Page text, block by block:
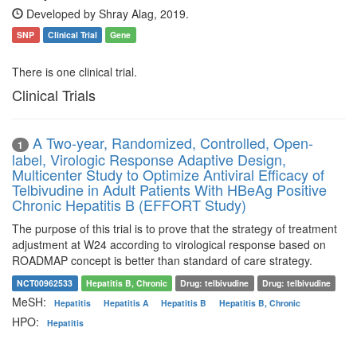
Developed by Shray Alag, 2019.
SNP Clinical Trial Gene
There is one clinical trial.
Clinical Trials
1
A Two-year, Randomized, Controlled, Open-
label, Virologic Response Adaptive Design,
Multicenter Study to Optimize Antiviral Efficacy of
Telbivudine in Adult Patients With HBeAg Positive
Chronic Hepatitis B (EFFORT Study)
The purpose of this trial is to prove that the strategy of treatment
adjustment at W24 according to virological response based on
ROADMAP concept is better than standard of care strategy.
NCT00962533 Hepatitis B, Chronic Drug: telbivudine Drug: telbivudine
MeSH: Hepatitis Hepatitis A Hepatitis B Hepatitis B, Chronic
HPO: Hepatitis